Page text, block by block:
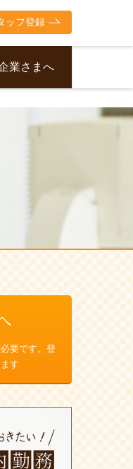
ッフ登録
業さまへ
要です。登
す